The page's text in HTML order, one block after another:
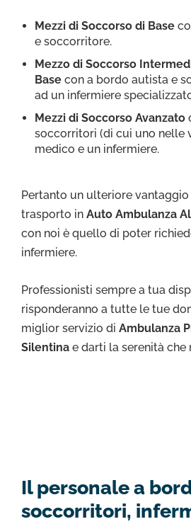
Mezzi di Soccorso di Base
e soccorritore.
Mezzo di Soccorso
Basecon a bordo autista e
ad un infermiere
Mezzi di Soccorso Avanzato
soccorritori (di cui uno nelle
medico e un infermiere.
Pertanto un ulteriore
trasporto in Auto Ambulanza
con noi è quello di poter
infermiere.
Professionisti sempre a tua
risponderanno a tutte le tue
miglior servizio di Ambulanza
Silentina e darti la serenità che
Il personale a
soccorritori,